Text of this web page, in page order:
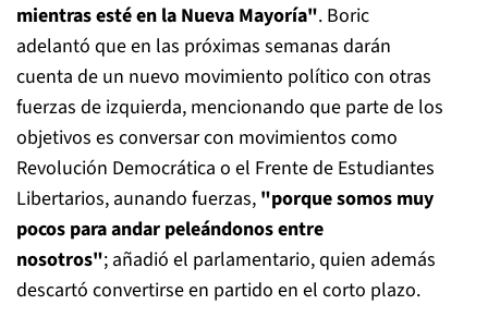
mientras esté en la Nueva Mayoría". Boric
adelantó que en las próximas semanas darán
cuenta de un nuevo movimiento político con otras
fuerzas de izquierda, mencionando que parte de los
objetivos es conversar con movimientos como
Revolución Democrática o el Frente de Estudiantes
Libertarios, aunando fuerzas, "porque somos muy
pocos para andar peleándonos entre
nosotros"; añadió el parlamentario, quien además
descartó convertirse en partido en el corto plazo.